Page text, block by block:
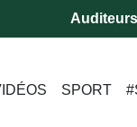
SPORT